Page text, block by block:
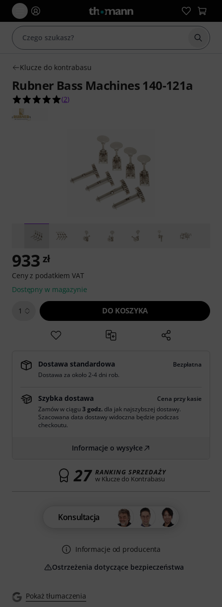
Klucze do kontrabasu
Rubner Bass Machines 140-121a
5.0 na 5 gwiazdek z 2 ocen klientów
(2)
Pokaż tłumaczenia
933 zł
Ceny z podatkiem VAT
Dostępny w magazynie
1 DO KOSZYKA
Dostawa standardowa
Bezpłatna
Dostawa za około 2-4 dni rob.
Szybka dostawa
Cena przy kasie
Zamów w ciągu3 godz. dla jak najszybszej dostawy.
Szacowana data dostawy widoczna będzie podczas
checkoutu.
Informacje o wysyłce
27 RANKING SPRZEDAŻY
w Klucze do Kontrabasu
Konsultacja
Informacje od producenta
Ostrzeżenia dotyczące bezpieczeństwa